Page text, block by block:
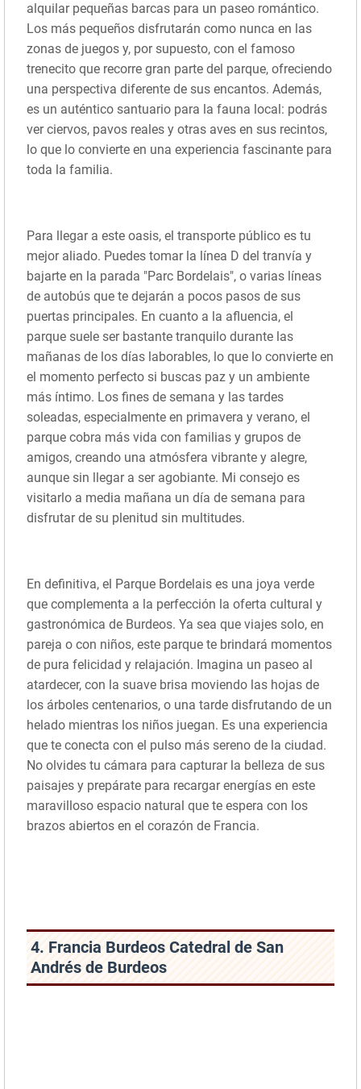
alquilar pequeñas barcas para un paseo romántico.
Los más pequeños disfrutarán como nunca en las
zonas de juegos y, por supuesto, con el famoso
trenecito que recorre gran parte del parque, ofreciendo
una perspectiva diferente de sus encantos. Además,
es un auténtico santuario para la fauna local: podrás
ver ciervos, pavos reales y otras aves en sus recintos,
lo que lo convierte en una experiencia fascinante para
toda la familia.
Para llegar a este oasis, el transporte público es tu
mejor aliado. Puedes tomar la línea D del tranvía y
bajarte en la parada "Parc Bordelais", o varias líneas
de autobús que te dejarán a pocos pasos de sus
puertas principales. En cuanto a la afluencia, el
parque suele ser bastante tranquilo durante las
mañanas de los días laborables, lo que lo convierte en
el momento perfecto si buscas paz y un ambiente
más íntimo. Los fines de semana y las tardes
soleadas, especialmente en primavera y verano, el
parque cobra más vida con familias y grupos de
amigos, creando una atmósfera vibrante y alegre,
aunque sin llegar a ser agobiante. Mi consejo es
visitarlo a media mañana un día de semana para
disfrutar de su plenitud sin multitudes.
En definitiva, el Parque Bordelais es una joya verde
que complementa a la perfección la oferta cultural y
gastronómica de Burdeos. Ya sea que viajes solo, en
pareja o con niños, este parque te brindará momentos
de pura felicidad y relajación. Imagina un paseo al
atardecer, con la suave brisa moviendo las hojas de
los árboles centenarios, o una tarde disfrutando de un
helado mientras los niños juegan. Es una experiencia
que te conecta con el pulso más sereno de la ciudad.
No olvides tu cámara para capturar la belleza de sus
paisajes y prepárate para recargar energías en este
maravilloso espacio natural que te espera con los
brazos abiertos en el corazón de Francia.
4. Francia Burdeos Catedral de San
Andrés de Burdeos